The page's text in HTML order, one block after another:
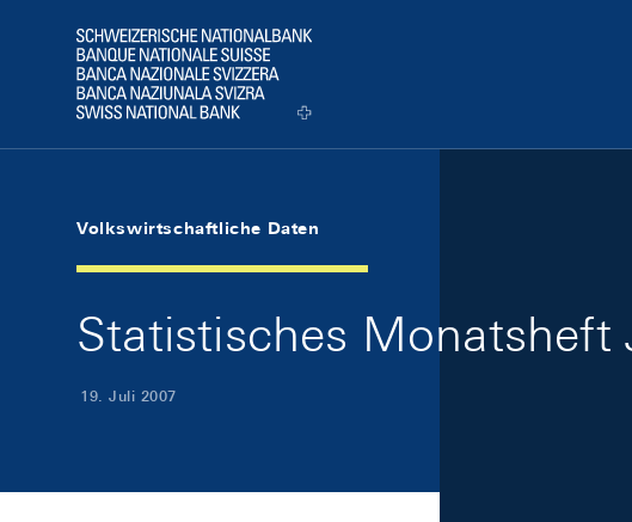
Logo
Volkswirtschaftliche Daten
Statistisches Monatsheft
19. Juli 2007